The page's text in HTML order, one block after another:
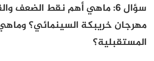
سؤال 6: ماهي أهم نقط الضعف
مهرجان خريبكة السينمائي؟
المستقبلية؟